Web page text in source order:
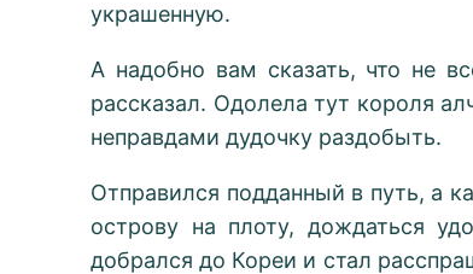
украшенную.
А надобно вам сказать, что не
рассказал. Одолела тут короля
неправдами дудочку раздобыть.
Отправился подданный в путь, а
острову на плоту, дождаться
добрался до Кореи и стал